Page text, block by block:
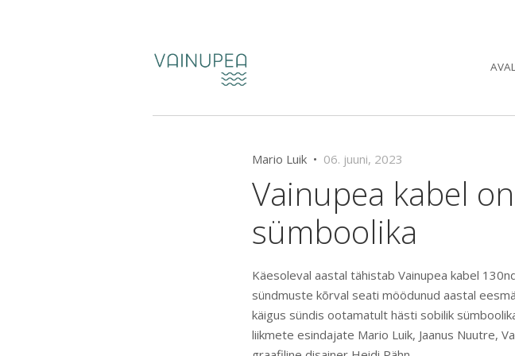
Mario Luik • 06. juuni, 2023
Vainupea kabel
sümboolika
Käesoleval aastal tähistab Vainupea kabel
sündmuste kõrval seati möödunud aastal
käigus sündis ootamatult hästi sobilik
liikmete esindajate Mario Luik, Jaanus Nuutre,